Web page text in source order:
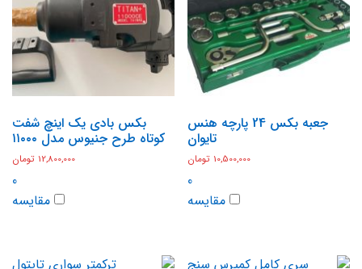
جعبه بکس 24 پارچه هنس
تایوان
10,500,000 تومان
0
مقایسه
بکس بادی یک اینچ شفت
کوتاه طرح جنیوس مدل ۱۱۰۰۰
12,800,000 تومان
0
مقایسه